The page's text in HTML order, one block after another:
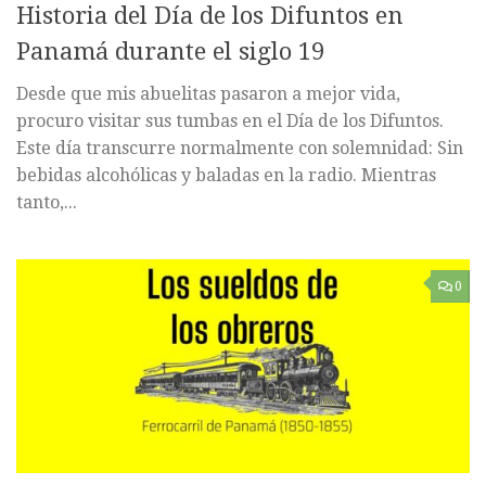
Historia del Día de los Difuntos en
Panamá durante el siglo 19
Desde que mis abuelitas pasaron a mejor vida,
procuro visitar sus tumbas en el Día de los Difuntos.
Este día transcurre normalmente con solemnidad: Sin
bebidas alcohólicas y baladas en la radio. Mientras
tanto,...
0